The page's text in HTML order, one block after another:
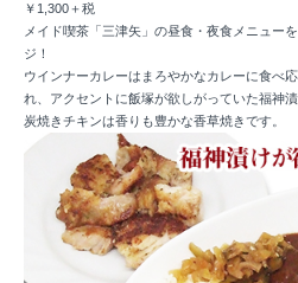
￥1,300＋税
メイド喫茶「三津矢」の昼食・夜食メニュー
ジ！
ウインナーカレーはまろやかなカレーに食べ
れ、アクセントに飯塚が欲しがっていた福神
炭焼きチキンは香りも豊かな香草焼きです。